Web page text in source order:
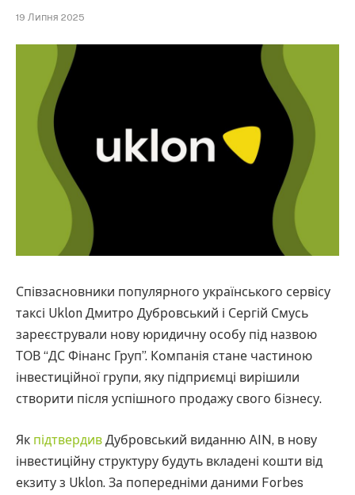
19 Липня 2025
Співзасновники популярного українського сервісу
таксі Uklon Дмитро Дубровський і Сергій Смусь
зареєстрували нову юридичну особу під назвою
ТОВ “ДС Фінанс Груп”. Компанія стане частиною
інвестиційної групи, яку підприємці вирішили
створити після успішного продажу свого бізнесу.
Як підтвердив Дубровський виданню AIN, в нову
інвестиційну структуру будуть вкладені кошти від
екзиту з Uklon. За попередніми даними Forbes